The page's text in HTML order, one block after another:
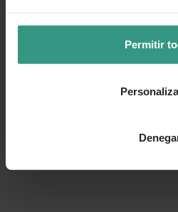
Permitir